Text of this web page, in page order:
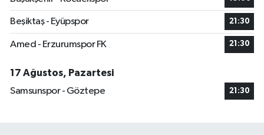
Beşiktaş - Eyüpspor 21:30
Amed - Erzurumspor FK 21:30
17 Ağustos, Pazartesi
Samsunspor - Göztepe
21:30